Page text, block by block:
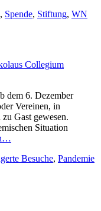
, Spende, Stiftung, WN
Collegium
dem 6. Dezember
Vereinen, in
Gast gewesen.
Situation
Besuche, Pandemie